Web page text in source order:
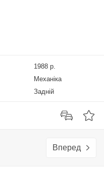
1988 р.
Механіка
Задній
Вперед